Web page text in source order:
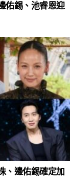
佑錫、池睿恩迎
、邊佑錫確定加